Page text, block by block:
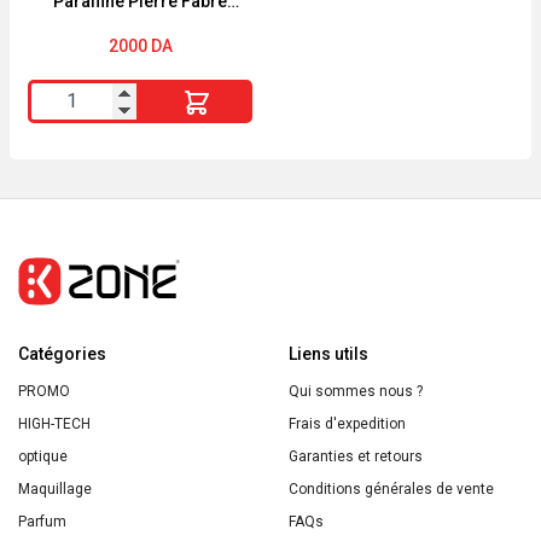
2000 DA
quantité
de
Pierre
Fabre
250g
Catégories
PROMO
HIGH-TECH
optique
Maquillage
Parfum
Liens utils
Qui sommes nous ?
Frais d'expedition
Garanties et retours
Conditions générales de vente
FAQs